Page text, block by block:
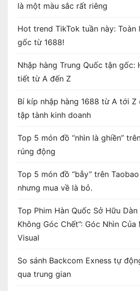
là một màu sắc rất riêng
Hot trend TikTok tuần này:
gốc từ 1688!
Nhập hàng Trung Quốc tận gốc:
tiết từ A đến Z
Bí kíp nhập hàng 1688 từ A tới Z
tập tành kinh doanh
Top 5 món đồ “nhìn là ghiền”
rúng động
Top 5 món đồ “bẫy” trên
nhưng mua về là bỏ.
Top Phim Hàn Quốc Sở Hữu
Không Góc Chết”: Góc Nhìn
Visual
So sánh Backcom Exness tự
qua trung gian